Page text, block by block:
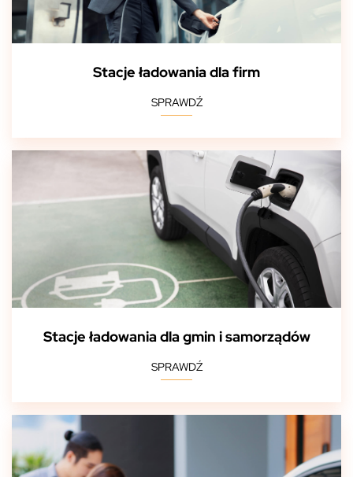
Stacje ładowania dla firm
SPRAWDŹ
Stacje ładowania dla gmin i samorządów
SPRAWDŹ